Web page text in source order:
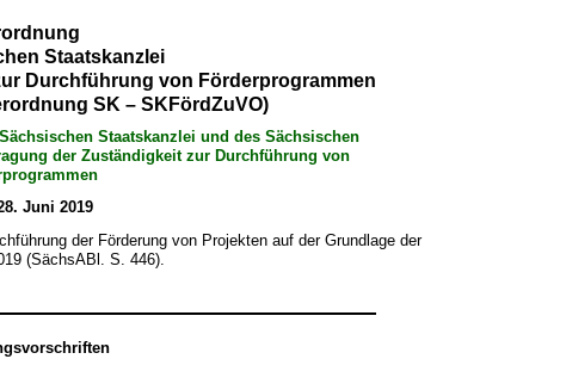
Staatskanzlei
Durchführung von Förderprogrammen
SK – SKFördZuVO)
Staatskanzlei und des Sächsischen
der Zuständigkeit zur Durchführung von
Juni 2019
der Förderung von Projekten auf der Grundlage der
(SächsABl. S. 446).